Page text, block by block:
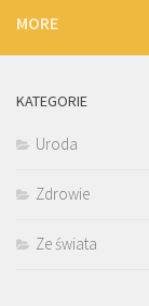
MORE
KATEGORIE
Uroda
Zdrowie
Ze świata